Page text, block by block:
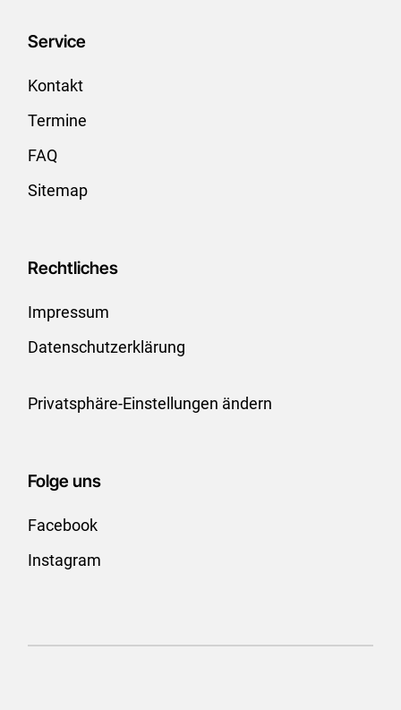
Service
Kontakt
Termine
FAQ
Sitemap
Rechtliches
Impressum
Datenschutzerklärung
Privatsphäre-Einstellungen ändern
Folge uns
Facebook
Instagram